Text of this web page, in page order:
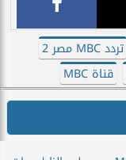
تردد MBC مصر 2
قناة MBC